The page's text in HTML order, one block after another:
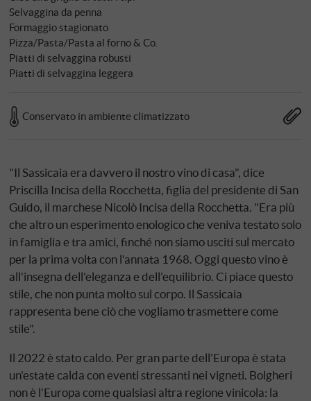
Selvaggina da penna
Formaggio stagionato
Pizza/Pasta/Pasta al forno & Co.
Piatti di selvaggina robusti
Piatti di selvaggina leggera
Conservato in ambiente climatizzato
"Il Sassicaia era davvero il nostro vino di casa", dice
Priscilla Incisa della Rocchetta, figlia del presidente di San
Guido, il marchese Nicolò Incisa della Rocchetta. "Era più
che altro un esperimento enologico che veniva testato solo
in famiglia e tra amici, finché non siamo usciti sul mercato
per la prima volta con l'annata 1968. Oggi questo vino è
all'insegna dell'eleganza e dell'equilibrio. Ci piace questo
stile, che non punta molto sul corpo. Il Sassicaia
rappresenta bene ciò che vogliamo trasmettere come
stile".
Il 2022 è stato caldo. Per gran parte dell'Europa è stata
un'estate calda con eventi stressanti nei vigneti. Bolgheri
non è l'Europa come qualsiasi altra regione vinicola: la